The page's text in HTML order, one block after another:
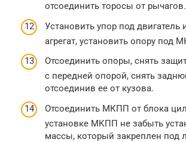
отсоединить торосы от рычагов.
Установить упор под двигатель
агрегат, установить опору под
Отсоединить опоры, снять
с передней опорой, снять
отсоединив ее от кузова.
Отсоединить МКПП от блока
установке МКПП не забыть
массы, который закреплен под